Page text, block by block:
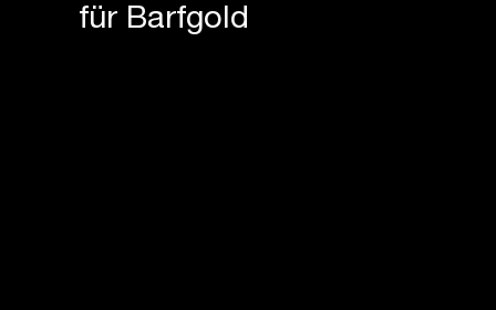
für Barfgold